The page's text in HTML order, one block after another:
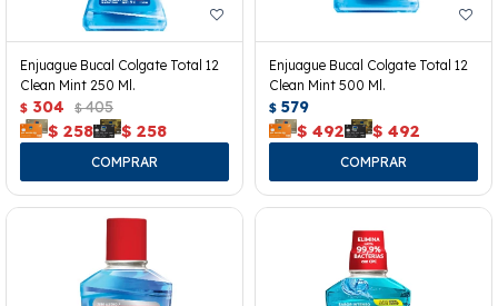
Enjuague Bucal Colgate Total 12
Clean Mint 250 Ml.
$ 304 $ 405
$ 258 $ 258
Enjuague Bucal Colgate Total 12
Clean Mint 500 Ml.
$ 579
$ 492 $ 492